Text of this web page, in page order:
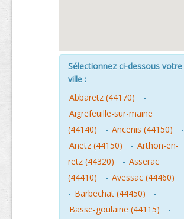
Sélectionnez ci-dessous votre
ville :
Abbaretz (44170)
-
Aigrefeuille-sur-maine
(44140)
- Ancenis (44150)
-
Anetz (44150)
- Arthon-en-
retz (44320)
- Asserac
(44410)
- Avessac (44460)
- Barbechat (44450)
-
Basse-goulaine (44115)
-